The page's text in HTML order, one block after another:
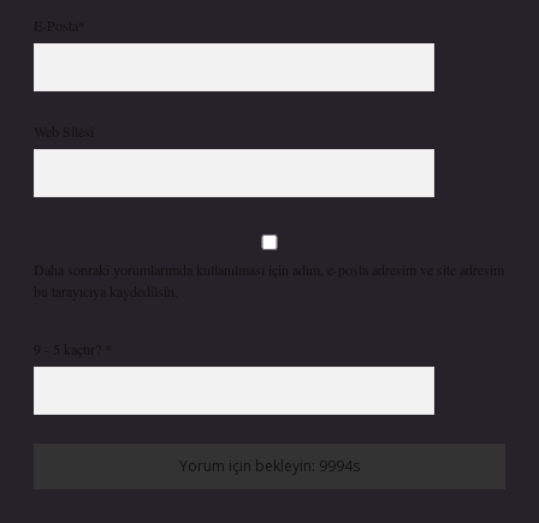
E-Posta*
Web Sitesi
Daha sonraki yorumlarımda kullanılması için adım, e-posta adresim ve site adresim
bu tarayıcıya kaydedilsin.
9 - 5 kaçtır?